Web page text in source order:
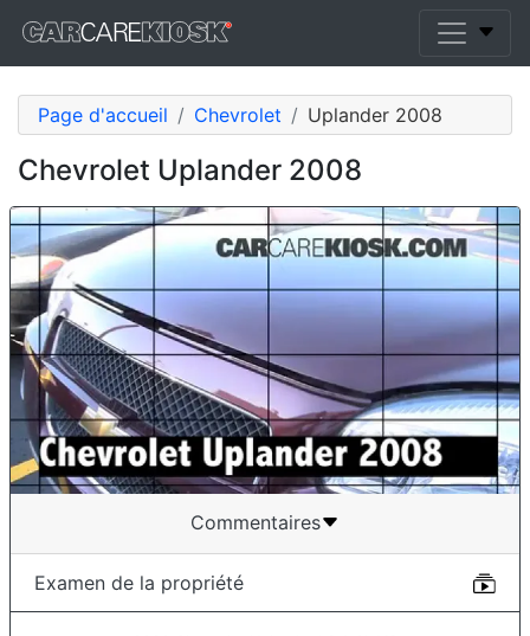
Page d'accueil Chevrolet Uplander 2008
Chevrolet Uplander 2008
Commentaires
Examen de la propriété